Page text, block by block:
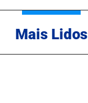
Mais Lidos